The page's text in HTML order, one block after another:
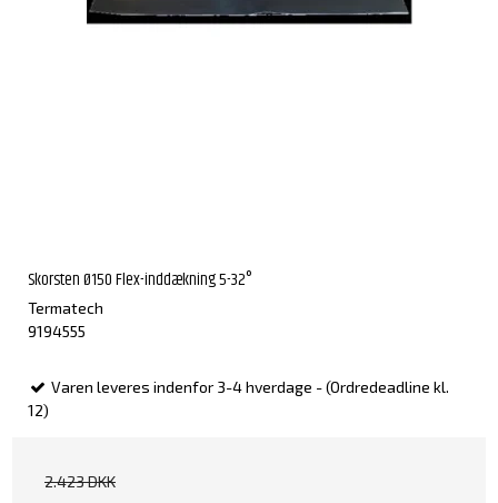
Skorsten Ø150 Flex-inddækning 5-32°
Termatech
9194555
Varen leveres indenfor 3-4 hverdage - (Ordredeadline kl.
12)
2.423 DKK